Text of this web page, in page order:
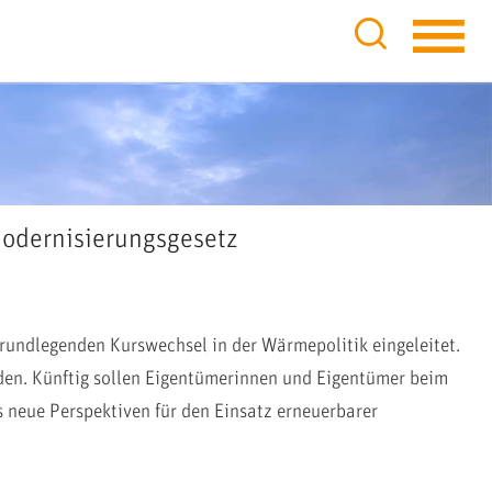
Kurswechsel in der Wärmepolitik eingeleitet.
Künftig sollen Eigentümerinnen und Eigentümer beim
Perspektiven für den Einsatz erneuerbarer